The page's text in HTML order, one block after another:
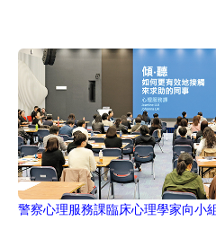
警察心理服務課臨床心理學家向小